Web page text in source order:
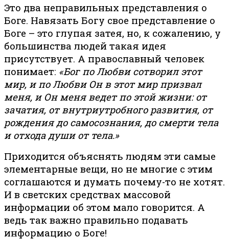
Это два неправильных представления о
Боге. Навязать Богу свое представление о
Боге – это глупая затея, но, к сожалению, у
большинства людей такая идея
присутствует. А православный человек
понимает: «Бог по Любви сотворил этот
мир, и по Любви Он в этот мир призвал
меня, и Он меня ведет по этой жизни: от
зачатия, от внутриутробного развития, от
рождения до самосознания, до смерти тела
и отхода души от тела.»
Приходится объяснять людям эти самые
элементарные вещи, но не многие с этим
соглашаются и думать почему-то не хотят.
И в светских средствах массовой
информации об этом мало говорится. А
ведь так важно правильно подавать
информацию о Боге!